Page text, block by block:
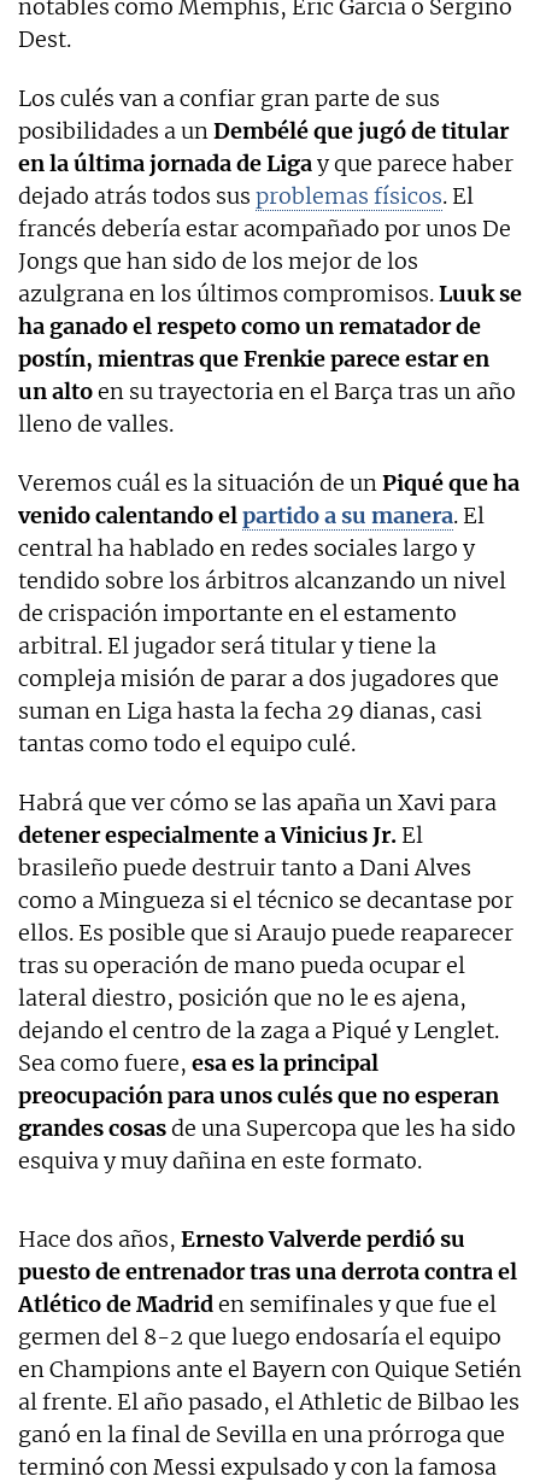
notables como Memphis, Eric García o Sergiño
Dest.
Los culés van a confiar gran parte de sus
posibilidades a unDembélé que jugó de titular
en la última jornada de Ligay que parece haber
dejado atrás todos sus problemas físicos. El
francés debería estar acompañado por unos De
Jongs que han sido de los mejor de los
azulgrana en los últimos compromisos.Luuk se
ha ganado el respeto como un rematador de
postín, mientras que Frenkie parece estar en
un altoen su trayectoria en el Barça tras un año
lleno de valles.
Veremos cuál es la situación de unPiqué que ha
venido calentando elpartido a su manera. El
central ha hablado en redes sociales largo y
tendido sobre los árbitros alcanzando un nivel
de crispación importante en el estamento
arbitral. El jugador será titular y tiene la
compleja misión de parar a dos jugadores que
suman en Liga hasta la fecha 29 dianas, casi
tantas como todo el equipo culé.
Habrá que ver cómo se las apaña un Xavi para
detener especialmente a Vinicius Jr. El
brasileño puede destruir tanto a Dani Alves
como a Mingueza si el técnico se decantase por
ellos. Es posible que si Araujo puede reaparecer
tras su operación de mano pueda ocupar el
lateral diestro, posición que no le es ajena,
dejando el centro de la zaga a Piqué y Lenglet.
Sea como fuere, esa es la principal
preocupación para unos culés que no esperan
grandes cosasde una Supercopa que les ha sido
esquiva y muy dañina en este formato.
Hace dos años, Ernesto Valverde perdió su
puesto de entrenador tras una derrota contra el
Atlético de Madriden semifinales y que fue el
germen del 8-2 que luego endosaría el equipo
en Champions ante el Bayern con Quique Setién
al frente. El año pasado, el Athletic de Bilbao les
ganó en la final de Sevilla en una prórroga que
terminó con Messi expulsado y con la famosa